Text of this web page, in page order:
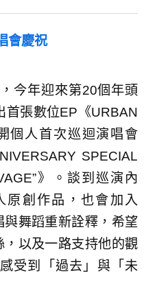
會慶祝
今年迎來第20個年頭
首張數位EP《URBAN
個人首次巡迴演唱會
SPECIAL
》。談到巡演內
原創作品，也會加入
舞蹈重新詮釋，希望
以及一路支持他的觀
受到「過去」與「未